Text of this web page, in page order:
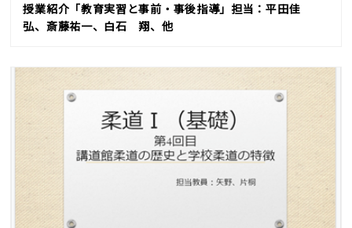
授業紹介「教育実習と事前・事後指導」担当：平田佳
弘、斎藤祐一、白石 翔、他